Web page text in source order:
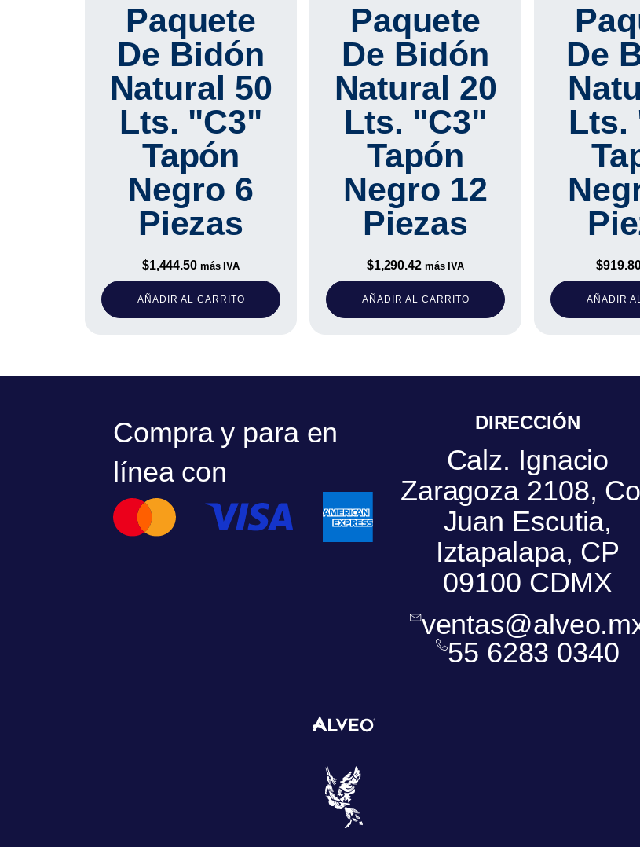
Paquete
De Bidón
Natural 50
Lts. "C3"
Tapón
Negro 6
Piezas
$1,444.50 más IVA
AÑADIR AL CARRITO
Paquete
De Bidón
Natural 20
Lts. "C3"
Tapón
Negro 12
Piezas
$1,290.42 más IVA
AÑADIR AL CARRITO
De
Lts.
$
AÑADIR
Compra y para en
línea con
DIRECCIÓN
Calz. Ignacio
Zaragoza 2108,
Juan Escutia,
Iztapalapa, CP
09100 CDMX
55 6283 0340